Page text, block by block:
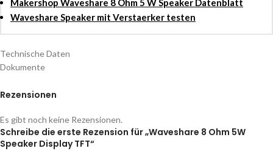
Makershop Waveshare 8 Ohm 5 W Speaker Datenblatt
Waveshare Speaker mit Verstaerker testen
Technische Daten
Dokumente
Rezensionen
Es gibt noch keine Rezensionen.
Schreibe die erste Rezension für „Waveshare 8 Ohm 5W
Speaker Display TFT“